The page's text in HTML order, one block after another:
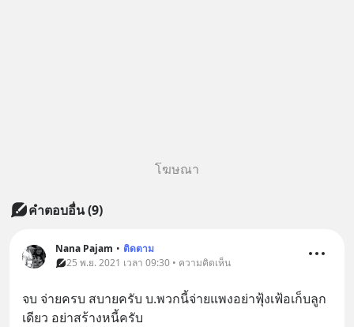
โฆษณา
คำตอบอื่น(9)
Nana Pajam • ติดตาม
25 พ.ย. 2021 เวลา 09:30 • ความคิดเห็น
จบ​ จ่ายครบ​ สบายครับ​ บ.พวกนี้จ่ายแพงอย่าฟุ้งเฟ้อเก็บลูก
เดียว​ อย่าสร้างหนี้ครับ